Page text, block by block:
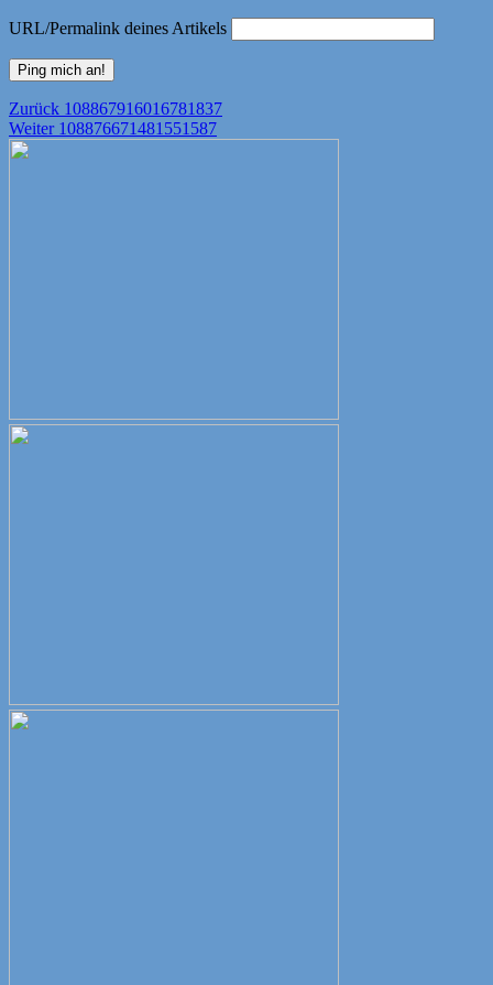
URL/Permalink deines Artikels
Beitragsnavigation
Zurück Vorheriger
Beitrag:
108867916016781837
Weiter Nächster
108876671481551587